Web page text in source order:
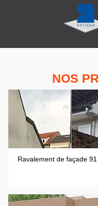
NOS
Ravalement de façade 91